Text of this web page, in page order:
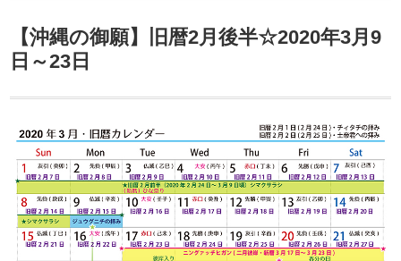
【沖縄の御願】旧暦2月後半☆2020年3月9
日～23日